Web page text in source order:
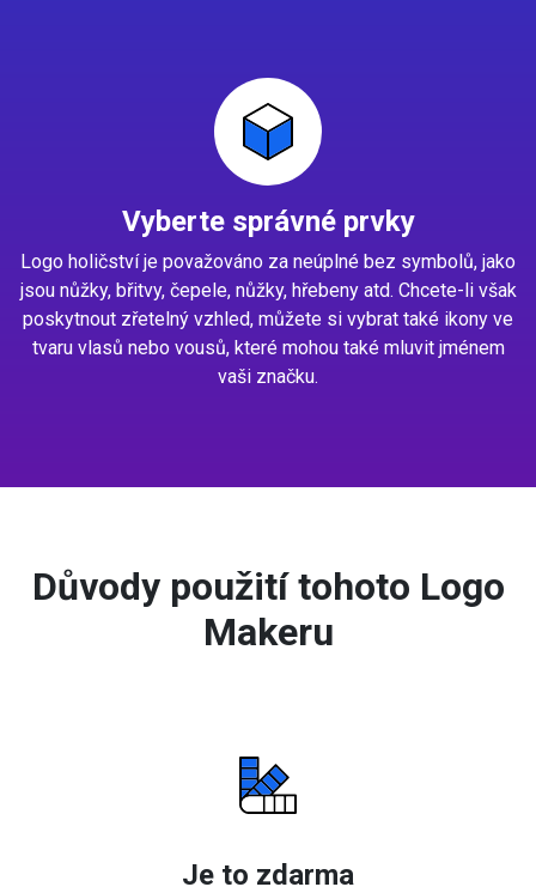
Vyberte správné prvky
Logo holičství je považováno za neúplné bez symbolů, jako
jsou nůžky, břitvy, čepele, nůžky, hřebeny atd. Chcete-li však
poskytnout zřetelný vzhled, můžete si vybrat také ikony ve
tvaru vlasů nebo vousů, které mohou také mluvit jménem
vaši značku.
Důvody použití tohoto Logo
Makeru
Je to zdarma